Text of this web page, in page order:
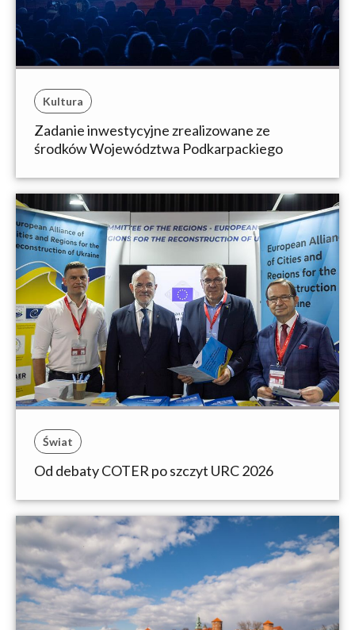
Kultura
Zadanie inwestycyjne zrealizowane ze
środków Województwa Podkarpackiego
Świat
Od debaty COTER po szczyt URC 2026